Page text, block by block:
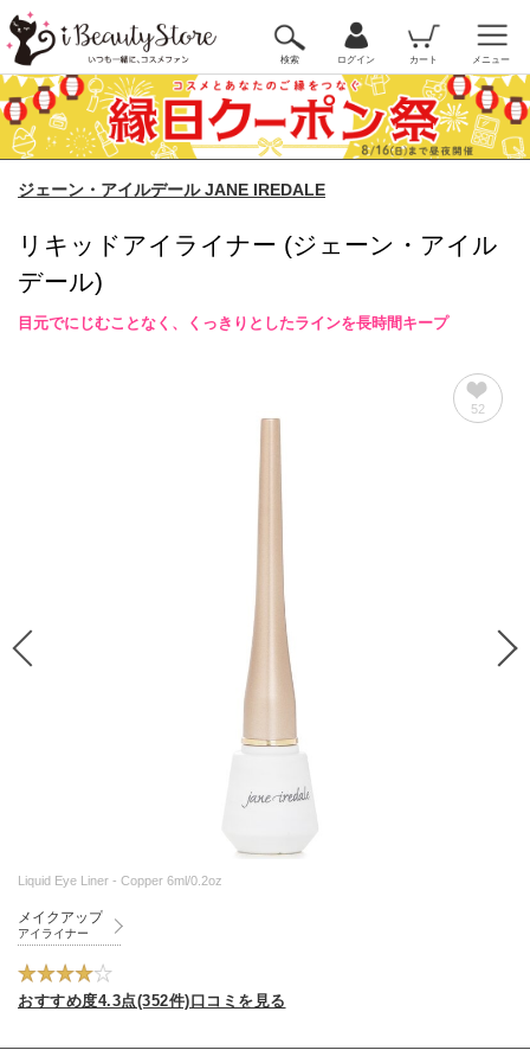
検索 ログイン カート メニュー
ジェーン・アイルデール JANE IREDALE
リキッドアイライナー (ジェーン・アイル
デール)
目元でにじむことなく、くっきりとしたラインを長時間キープ
52
Liquid Eye Liner - Copper 6ml/0.2oz
メイクアップ
アイライナー
おすすめ度4.3点(352件)口コミを見る